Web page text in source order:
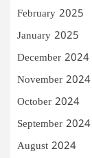
February 2025
January 2025
December 2024
November 2024
October 2024
September 2024
August 2024